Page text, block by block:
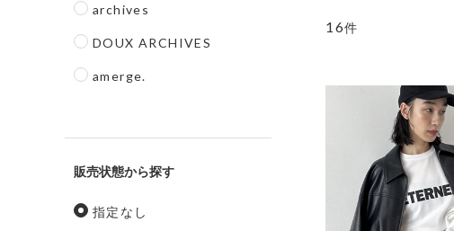
archives
DOUX ARCHIVES
amerge.
販売状態
指定なし
16件